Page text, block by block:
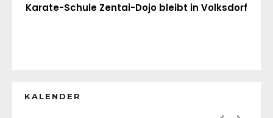
Karate-Schule Zentai-Dojo bleibt in Volksdorf
KALENDER